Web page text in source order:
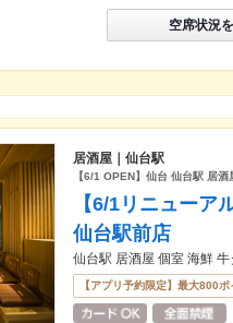
空席状況
居酒屋｜仙台駅
【6/1 OPEN】仙台 仙台駅 居
【6/1リニューア
仙台駅前店
仙台駅 居酒屋 個室 海鮮
【アプリ予約限定】最大800